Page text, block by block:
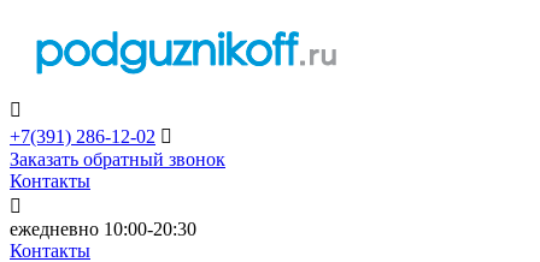

+7(391) 286-12-02 
Заказать обратный звонок
Контакты

ежедневно 10:00-20:30
Контакты